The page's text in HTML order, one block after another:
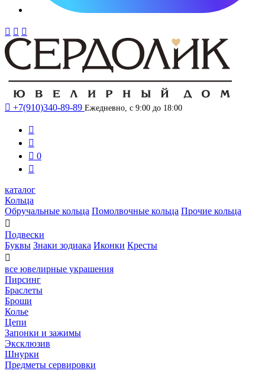
  
 +7(910)340-89-89 Ежедневно, с 9:00 до 18:00


 0

каталог
Кольца
Обручальные кольца Помолвочные кольца Прочие кольца

Подвески
Буквы Знаки зодиака Иконки Кресты

все ювелирные украшения
Пирсинг
Браслеты
Броши
Колье
Цепи
Запонки и зажимы
Эксклюзив
Шнурки
Предметы сервировки